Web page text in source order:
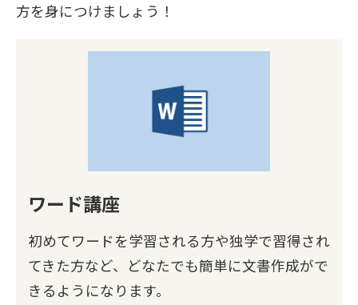
方を身につけましょう！
ワード講座
初めてワードを学習される方や独学で習得され
てきた方など、どなたでも簡単に文書作成がで
きるようになります。